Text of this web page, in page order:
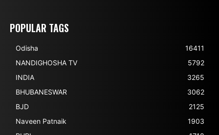
POPULAR TAGS
Odisha
16411
NANDIGHOSHA TV
5792
INDIA
3265
BHUBANESWAR
3062
BJD
2125
Naveen Patnaik
1903